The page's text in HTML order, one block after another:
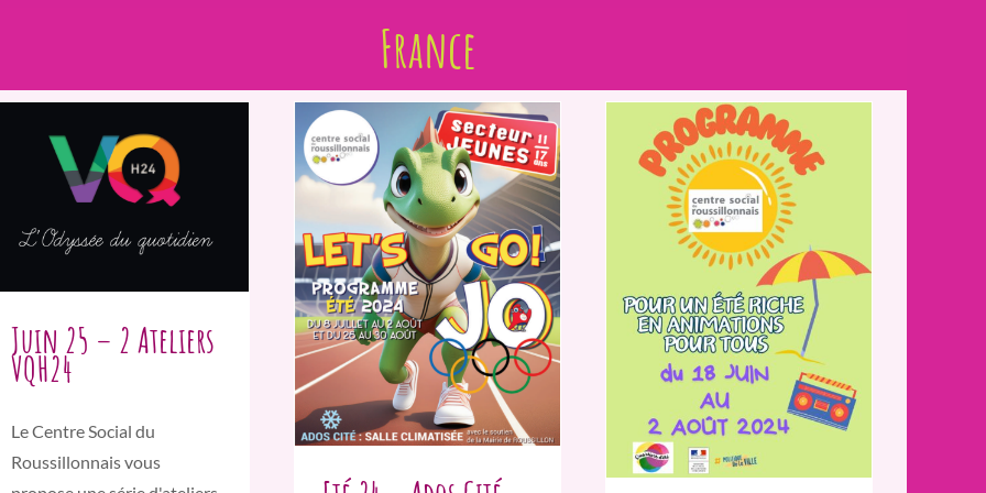
France
Juin 25 – 2 Ateliers
VQH24
Le Centre Social du
Roussillonnais vous